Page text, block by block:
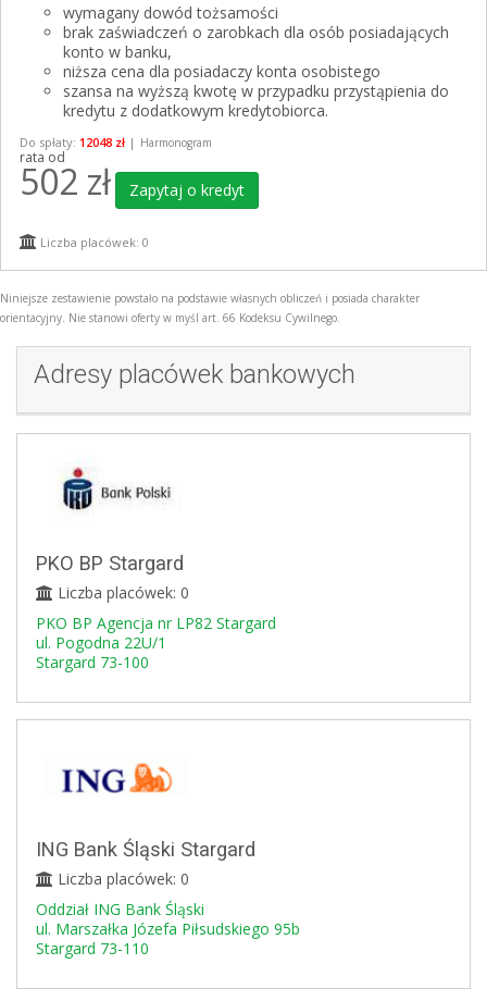
wymagany dowód tożsamości
brak zaświadczeń o zarobkach dla osób posiadających
konto w banku,
niższa cena dla posiadaczy konta osobistego
szansa na wyższą kwotę w przypadku przystąpienia do
kredytu z dodatkowym kredytobiorca.
Do spłaty: 12048 zł | Harmonogram
rata od
502 zł Zapytaj o kredyt
Liczba placówek: 0
Niniejsze zestawienie powstało na podstawie własnych obliczeń i posiada charakter
orientacyjny. Nie stanowi oferty w myśl art. 66 Kodeksu Cywilnego.
Adresy placówek bankowych
PKO BP Stargard
Liczba placówek: 0
PKO BP Agencja nr LP82 Stargard
ul. Pogodna 22U/1
Stargard 73-100
ING Bank Śląski Stargard
Liczba placówek: 0
Oddział ING Bank Śląski
ul. Marszałka Józefa Piłsudskiego 95b
Stargard 73-110